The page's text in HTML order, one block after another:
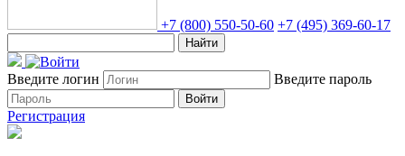
+7 (800) 550-50-60 +7 (495) 369-60-17
Найти
Введите логин Введите пароль
Войти
Регистрация